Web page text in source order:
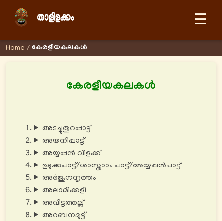
☰
Home / കേരളീയകലകള്‍
കേരളീയകലകള്‍
അടച്ചുതുറപ്പാട്ട്
അയനിപ്പാട്ട്
അയ്യപ്പൻ വിളക്ക്
ഉടുക്കുപാട്ട്/ശാസ്താാം പാട്ട്/അയ്യപ്പൻപാട്ട്
അർജുനനൃത്തം
അലാമിക്കളി
അവിട്ടത്തല്ല്
അറബനമുട്ട്